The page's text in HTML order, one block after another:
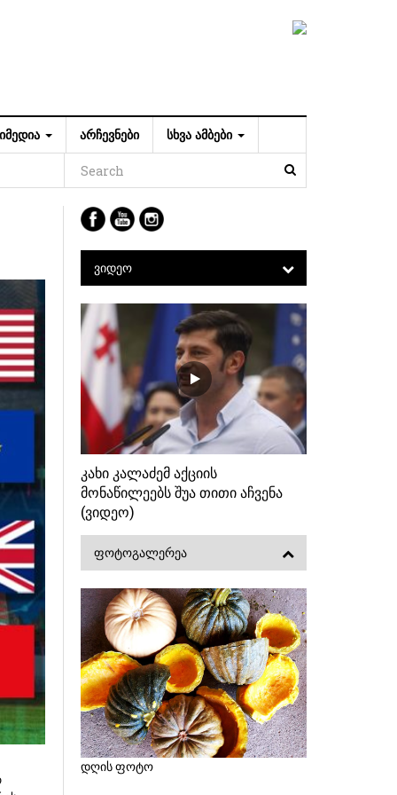
ᲐᲠᲩᲔᲕᲜᲔᲑᲘ ᲡᲮᲕᲐ ᲐᲛᲑᲔᲑᲘ
ᲕᲘᲓᲔᲝ
კახი კალაძემ აქციის
მონაწილეებს შუა თითი აჩვენა
(ვიდეო)
ᲤᲝᲢᲝᲒᲐᲚᲔᲠᲔᲐ
დღის ფოტო